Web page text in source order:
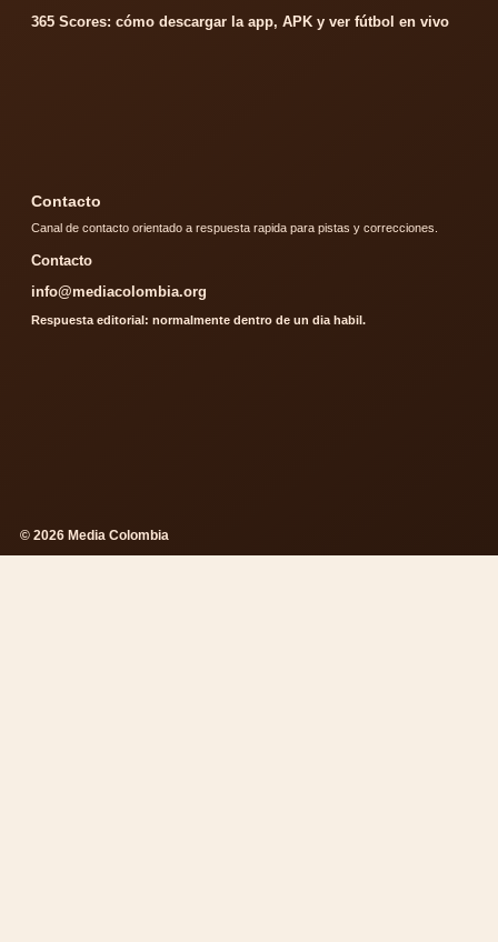
365 Scores: cómo descargar la app, APK y ver fútbol en vivo
Contacto
Canal de contacto orientado a respuesta rapida para pistas y correcciones.
Contacto
info@mediacolombia.org
Respuesta editorial: normalmente dentro de un dia habil.
© 2026 Media Colombia